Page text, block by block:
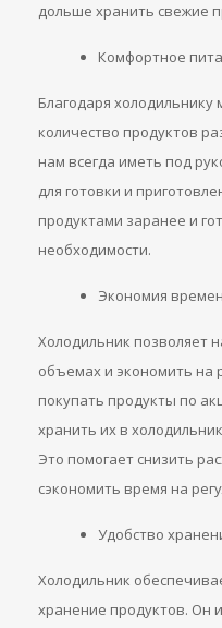
дольше хранить свежие
Комфортное
Благодаря
количество продуктов
нам всегда иметь под
для готовки и
продуктами заранее и
необходимости.
Экономия
Холодильник позволяет
объемах и экономить на
покупать продукты по
хранить их в
Это помогает снизить
сэкономить время на
Удобство
Холодильник
хранение продуктов. Он